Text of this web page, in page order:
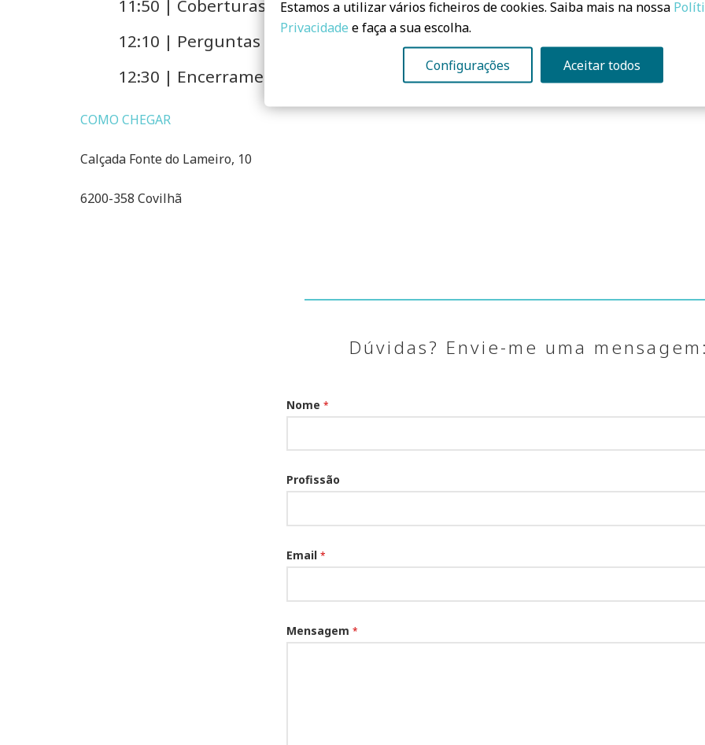
11:50 | Coberturas para a vida |Umbelino Monteiro
12:10 | Perguntas & Respostas
12:30 | Encerramento
COMO CHEGAR
Calçada Fonte do Lameiro, 10
6200-358 Covilhã
Dúvidas? Envie-me uma mensagem:
Nome *
Profissão
Email *
Mensagem *
Estamos a utilizar vários ficheiros de cookies. Saiba mais na nossa
Privacidade e faça a sua escolha.
Configurações Aceitar todos